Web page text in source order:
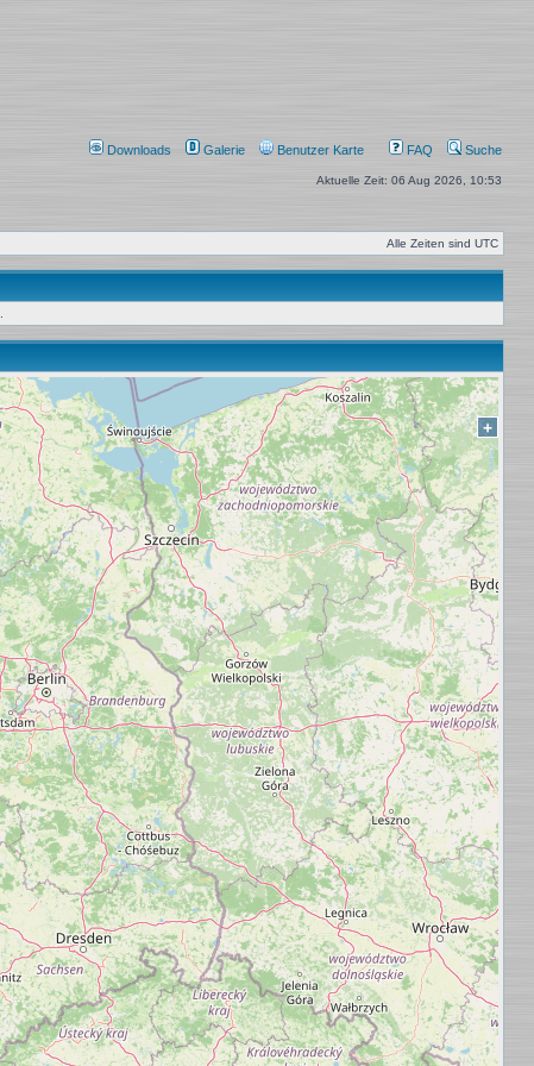
Downloads Galerie Benutzer Karte FAQ Suche
Aktuelle Zeit: 06 Aug 2026, 10:53
Alle Zeiten sind UTC
+